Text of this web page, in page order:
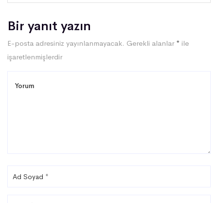
Bir yanıt yazın
E-posta adresiniz yayınlanmayacak. Gerekli alanlar * ile
işaretlenmişlerdir